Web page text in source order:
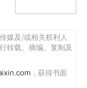
媒及/或相关权利人
转载、摘编、复制及
，获得书面